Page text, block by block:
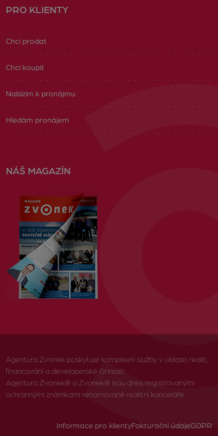
PRO KLIENTY
Chci prodat
Chci koupit
Nabízím k pronájmu
Hledám pronájem
NÁŠ MAGAZÍN
Agentura Zvonek poskytuje komplexní služby v oblasti realit,
financování a developerské činnosti.
Agentura Zvonek® a Zvonek® jsou dnes registrovanými
ochrannými známkami renomované realitní kanceláře.
Informace pro klientyFakturační údajeGDPR